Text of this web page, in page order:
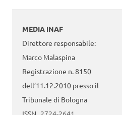
MEDIA INAF
Direttore responsabile:
Marco Malaspina
Registrazione n. 8150
dell’11.12.2010 presso il
Tribunale di Bologna